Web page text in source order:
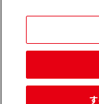
※QRコードは（株）デンソ
その他、当Webサイトに記
商標であることがあります。